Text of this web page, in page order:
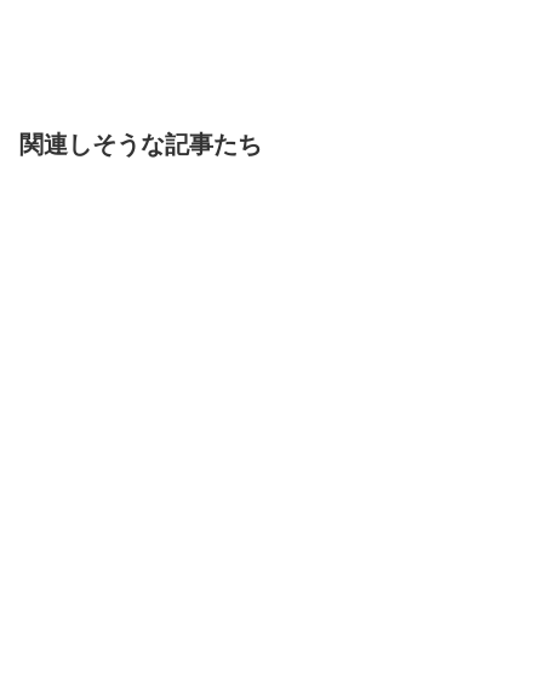
関連しそうな記事たち